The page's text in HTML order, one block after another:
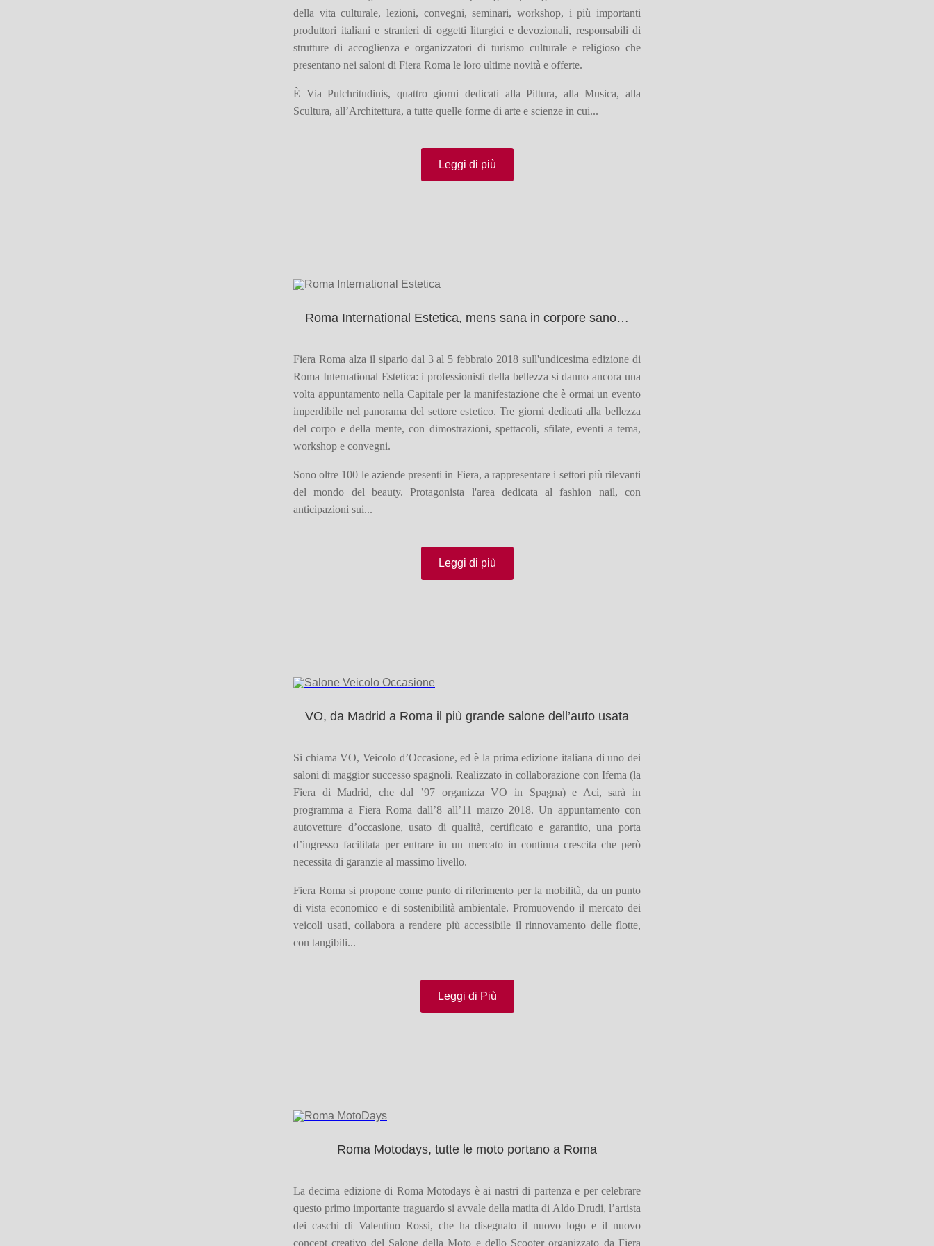
della vita culturale, lezioni, convegni, seminari, workshop, i più importanti
produttori italiani e stranieri di oggetti liturgici e devozionali, responsabi­li di
strutture di accoglienza e organizzatori di turismo culturale e religioso che
presentano nei saloni di Fiera Roma le loro ultime novità e offerte.
È Via Pulchritudinis, quattro giorni dedicati alla Pittura, alla Musica, alla
Scultura, all’Ar­chitettura, a tutte quelle forme di arte e scienze in cui...
Leggi di più
Roma International Estetica, mens sana in corpore sano…
Fiera Roma alza il sipario dal 3 al 5 febbraio 2018 sull'undicesima edizione di
Roma International Estetica: i professionisti della bellezza si danno ancora una
volta appuntamento nella Capitale per la manifestazione che è ormai un evento
imperdibile nel panorama del settore estetico. Tre giorni dedicati alla bellezza
del corpo e della mente, con dimostrazioni, spettacoli, sfilate, eventi a tema,
workshop e convegni.
Sono oltre 100 le aziende presenti in Fiera, a rappresentare i settori più rilevanti
del mondo del beauty. Protagonista l'area dedicata al fashion nail, con
anticipazioni sui...
Leggi di più
VO, da Madrid a Roma il più grande salone dell’auto usata
Si chiama VO, Veicolo d’Occasione, ed è la prima edizione italiana di uno dei
saloni di maggior successo spagnoli. Realizzato in collaborazione con Ifema (la
Fiera di Madrid, che dal ’97 organizza VO in Spagna) e Aci, sarà in
programma a Fiera Roma dall’8 all’11 marzo 2018. Un appuntamento con
autovetture d’occasione, usato di qualità, certificato e garantito, una porta
d’ingresso facilitata per entrare in un mercato in continua crescita che però
necessita di garanzie al massimo livello.
Fiera Roma si propone come punto di riferimento per la mobilità, da un punto
di vista economico e di sostenibilità ambientale. Promuovendo il mercato dei
veicoli usati, collabora a rendere più accessibile il rinnovamento delle flotte,
con tangibili...
Leggi di Più
Roma Motodays, tutte le moto portano a Roma
La decima edizione di Roma Motodays è ai nastri di partenza e per celebrare
questo primo importante traguardo si avvale della matita di Aldo Drudi, l’artista
dei caschi di Valentino Rossi, che ha disegnato il nuovo logo e il nuovo
concept creativo del Salone della Moto e dello Scooter organizzato da Fiera